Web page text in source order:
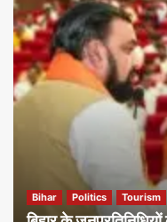
Bihar Politics Tourism